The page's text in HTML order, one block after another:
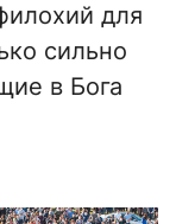
для
сильно
в Бога